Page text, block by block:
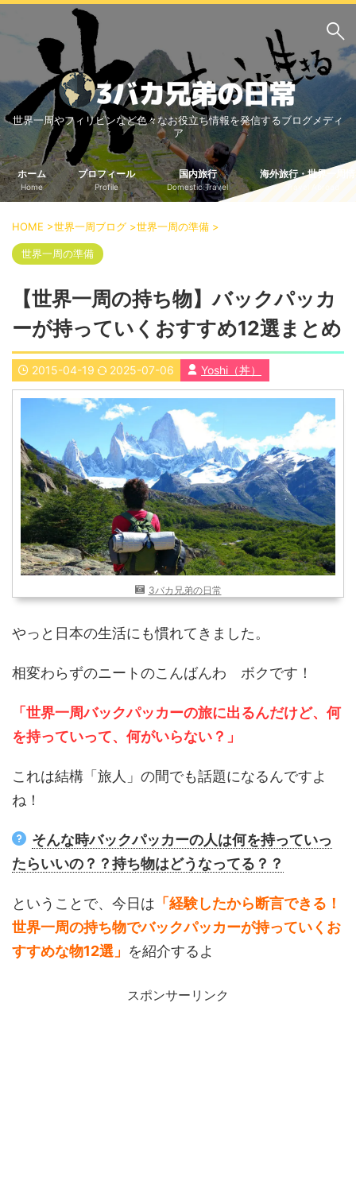
サイト内検索
3バカ兄弟のブログ
三男：増田っちのブロ
グ
次男：タクジのブログ
長男：Yoshiのブログ
ビジネス・ライフハック
車関係
国内旅行
中部
中国・四国
北海道・東北
関東
近畿
九州
世界一周ブログ
アジア
ヨーロッパ
中東
北・中南米
東南アジア
世界一周の準備
Web・ガジェット
スマホ・タブレット
PC・インターネット
ポケモンGO
世界一周やフィリピンなど色々なお役立ち情報を発信するブログメディ
ア
ホーム
Home
プロフィール
Profile
国内旅行
Domestic Travel
海外旅行・世界一周
HOME >世界一周ブログ >世界一周の準備 >
世界一周の準備
【世界一周の持ち物】バックパッカ
ーが持っていくおすすめ12選まとめ
2015-04-19 2025-07-06 Yoshi（丼）
3バカ兄弟の日常
やっと日本の生活にも慣れてきました。
相変わらずのニートのこんばんわ ボクです！
「世界一周バックパッカーの旅に出るんだけど、何
を持っていって、何がいらない？」
これは結構「旅人」の間でも話題になるんですよ
ね！
そんな時バックパッカーの人は何を持っていっ
たらいいの？？持ち物はどうなってる？？
ということで、今日は 「経験したから断言できる！
世界一周の持ち物でバックパッカーが持っていくお
すすめな物12選」 を紹介するよ
スポンサーリンク